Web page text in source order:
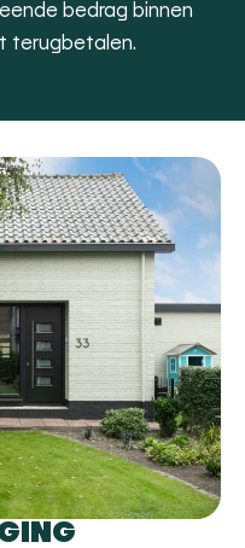
bedrag binnen
terugbetalen.